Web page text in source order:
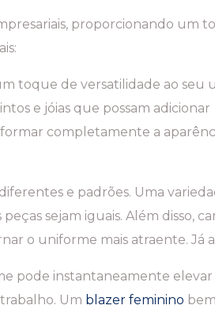
proporcionando um
toque de versatilidade ao seu
e jóias que possam adicionar
completamente a
e padrões. Uma
sejam iguais. Além disso,
o uniforme mais atraente. Já
pode instantaneamente elevar
Um blazer feminino